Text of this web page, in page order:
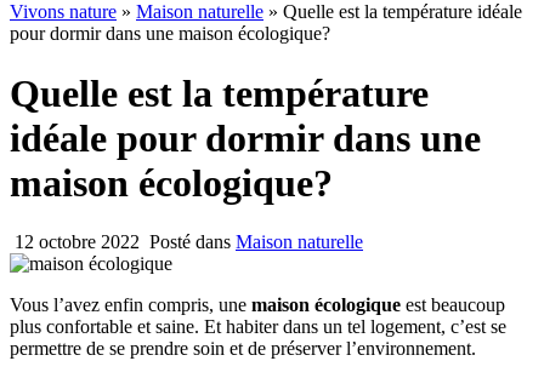
Vivons nature » Maison naturelle » Quelle est la température idéale
pour dormir dans une maison écologique?
Quelle est la température
idéale pour dormir dans une
maison écologique?
12 octobre 2022 Posté dans Maison naturelle
Vous l’avez enfin compris, une maison écologique est beaucoup
plus confortable et saine. Et habiter dans un tel logement, c’est se
permettre de se prendre soin et de préserver l’environnement.